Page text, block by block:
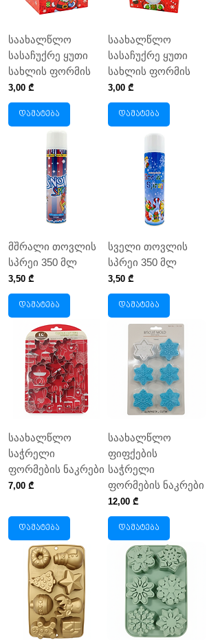
საახალწლო
სასაჩუქრე ყუთი
სახლის ფორმის
Price
3,00 ₾
დამატება
საახალწლო
სასაჩუქრე ყუთი
სახლის ფორმის
Price
3,00 ₾
დამატება
მშრალი თოვლის
სპრეი 350 მლ
Price
3,50 ₾
დამატება
სველი თოვლის
სპრეი 350 მლ
Price
3,50 ₾
დამატება
საახალწლო
საჭრელი
ფორმების ნაკრები
Price
7,00 ₾
დამატება
საახალწლო
ფიფქების
საჭრელი
ფორმების ნაკრები
Price
12,00 ₾
დამატება